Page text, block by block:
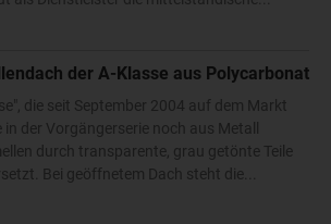
der A-Klasse aus Polycarbonat
die seit September 2004 auf dem Markt
der Vorgängerserie noch aus Metall
durch transparente, grau getönte Teile
Bei geöffnetem Dach steht die...